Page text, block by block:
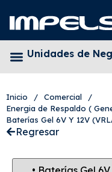
Unidades de
Inicio / Comercial
/
Energia de Respaldo (
Baterías Gel 6V Y 12V
Regresar